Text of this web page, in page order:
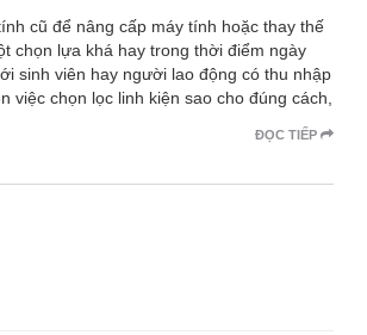
cũ để nâng cấp máy tính hoặc thay thế
chọn lựa khá hay trong thời điểm ngày
sinh viên hay người lao động có thu nhập
việc chọn lọc linh kiện sao cho đúng cách,
ĐỌC TIẾP